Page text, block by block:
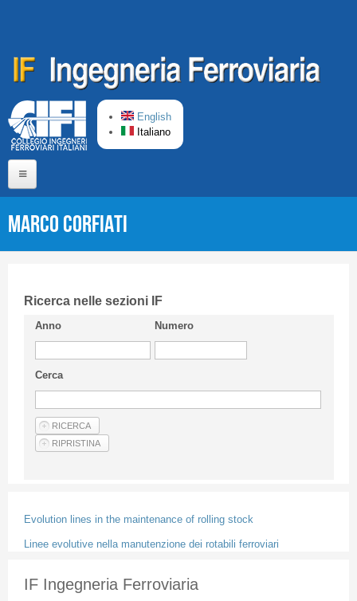
English
Italiano
CIFI in breve
Linee Guida
Privacy Policy
Articoli
Marco CORFIATI
Ricerca nelle sezioni IF
Anno Numero
Cerca
Evolution lines in the maintenance of rolling stock
Linee evolutive nella manutenzione dei rotabili ferroviari
IF Ingegneria Ferroviaria